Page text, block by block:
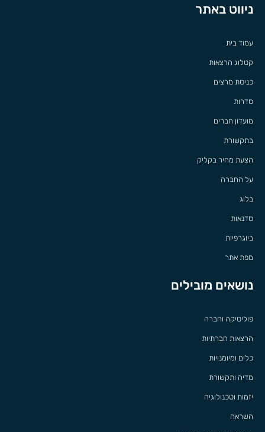
ניווט באתר
עמוד בית
קטלוג הרצאות
כניסת מרצים
סדרות
מועדון חברים
בתקשורת
הצעת מחיר בקליק
על החברה
בלוג
סדנאות
ביוגרפיות
מפת אתר
נושאים מובילים
פוליטיקה וחברה
הרצאות חברתיות
כלים ומיומנויות
מדיה ותקשורת
יזמות וטכנולוגיה
השראה